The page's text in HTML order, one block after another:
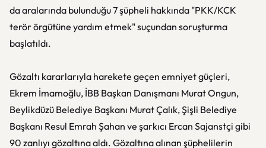
da aralarında bulunduğu 7 şüpheli hakkında "PKK/KCK
terör örgütüne yardım etmek" suçundan soruşturma
başlatıldı.
Gözaltı kararlarıyla harekete geçen emniyet güçleri,
Ekrem İmamoğlu, İBB Başkan Danışmanı Murat Ongun,
Beylikdüzü Belediye Başkanı Murat Çalık, Şişli Belediye
Başkanı Resul Emrah Şahan ve şarkıcı Ercan Sajanstçi gibi
90 zanlıyı gözaltına aldı. Gözaltına alınan şüphelilerin